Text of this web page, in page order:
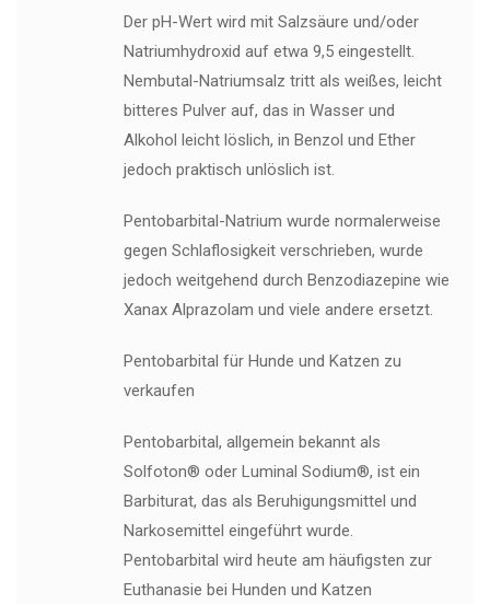
Der pH-Wert wird mit Salzsäure und/oder
Natriumhydroxid auf etwa 9,5 eingestellt.
Nembutal-Natriumsalz tritt als weißes, leicht
bitteres Pulver auf, das in Wasser und
Alkohol leicht löslich, in Benzol und Ether
jedoch praktisch unlöslich ist.
Pentobarbital-Natrium wurde normalerweise
gegen Schlaflosigkeit verschrieben, wurde
jedoch weitgehend durch Benzodiazepine wie
Xanax Alprazolam und viele andere ersetzt.
Pentobarbital für Hunde und Katzen zu
verkaufen
Pentobarbital, allgemein bekannt als
Solfoton® oder Luminal Sodium®, ist ein
Barbiturat, das als Beruhigungsmittel und
Narkosemittel eingeführt wurde.
Pentobarbital wird heute am häufigsten zur
Euthanasie bei Hunden und Katzen